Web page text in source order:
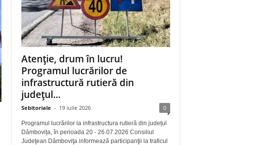
Atenție, drum în lucru!
Programul lucrărilor de
infrastructură rutieră din
județul...
Sebitoriale - 19 iulie 2026 0
Programul lucrărilor la infrastructura rutieră din județul
Dâmbovița, în perioada 20 - 26.07.2026 Consiliul
Judeţean Dâmboviţa informează participanţii la traficul